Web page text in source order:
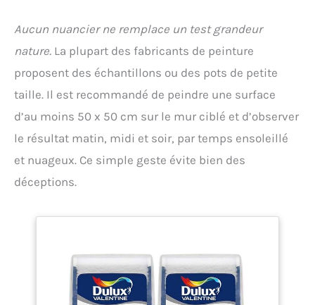
Aucun nuancier ne remplace un test grandeur
nature. La plupart des fabricants de peinture
proposent des échantillons ou des pots de petite
taille. Il est recommandé de peindre une surface
d’au moins 50 x 50 cm sur le mur ciblé et d’observer
le résultat matin, midi et soir, par temps ensoleillé
et nuageux. Ce simple geste évite bien des
déceptions.